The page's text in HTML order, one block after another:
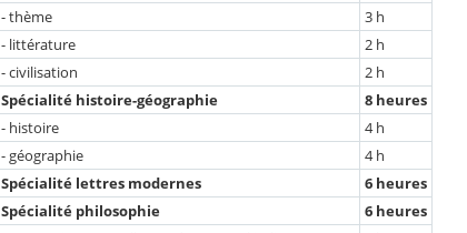
- thème
3 h
- littérature
2 h
- civilisation
2 h
Spécialité histoire-géographie
8 heures
- histoire
4 h
- géographie
4 h
Spécialité lettres modernes
6 heures
Spécialité philosophie
6 heures